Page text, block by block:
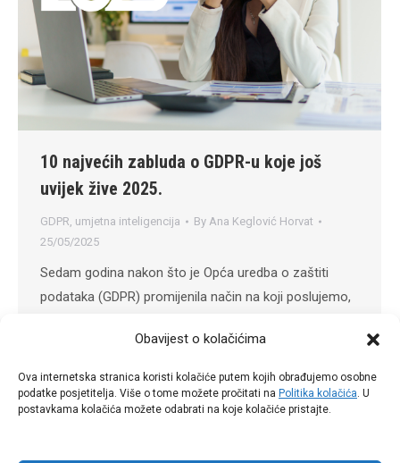
Obavijest o kolačićima
Ova internetska stranica koristi kolačiće putem kojih obrađujemo osobne
podatke posjetitelja. Više o tome možete pročitati na Politika kolačića. U
postavkama kolačića možete odabrati na koje kolačiće pristajte.
10 najvećih zabluda o GDPR-u koje još
uvijek žive 2025.
GDPR, umjetna inteligencija By Ana Keglović Horvat
25/05/2025
Sedam godina nakon što je Opća uredba o zaštiti
podataka (GDPR) promijenila način na koji poslujemo,
pogreške. GDPR se u međuvremenu uskladio s novim
digitalnim trendovima, uveo dodatne smjernice kroz
europske odluke, a na scenu su stupile i nove
regulative Digital Services Act i AI Act.…